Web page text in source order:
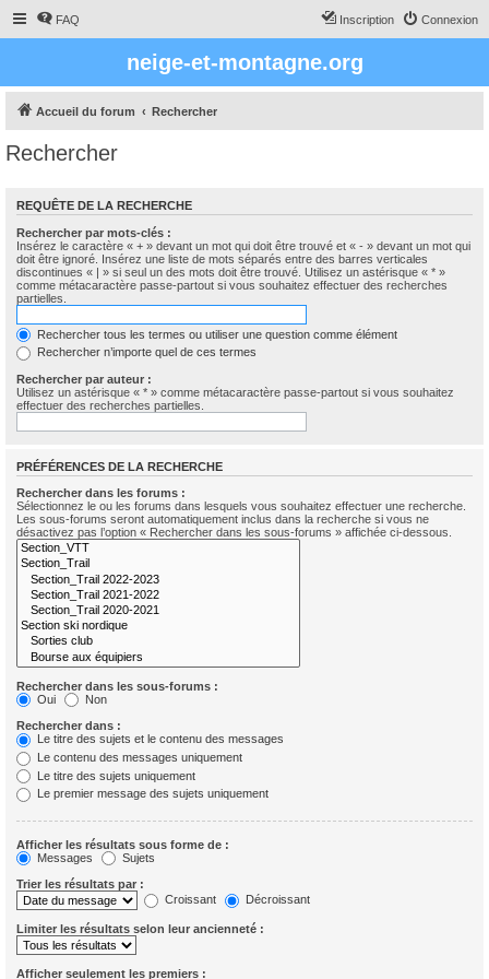
FAQ Connexion
Inscription
neige-et-montagne.org
Accueil du forum Rechercher
Rechercher
REQUÊTE DE LA RECHERCHE
Rechercher par mots-clés :
Insérez le caractère « + » devant un mot qui doit être trouvé et « - » devant un mot qui
doit être ignoré. Insérez une liste de mots séparés entre des barres verticales
discontinues « | » si seul un des mots doit être trouvé. Utilisez un astérisque « * »
comme métacaractère passe-partout si vous souhaitez effectuer des recherches
partielles.
Rechercher tous les termes ou utiliser une question comme élément
Rechercher n’importe quel de ces termes
Rechercher par auteur :
Utilisez un astérisque « * » comme métacaractère passe-partout si vous souhaitez
effectuer des recherches partielles.
PRÉFÉRENCES DE LA RECHERCHE
Rechercher dans les forums :
Sélectionnez le ou les forums dans lesquels vous souhaitez effectuer une recherche.
Les sous-forums seront automatiquement inclus dans la recherche si vous ne
désactivez pas l’option « Rechercher dans les sous-forums » affichée ci-dessous.
Rechercher dans les sous-forums :
Oui
Non
Rechercher dans :
Le titre des sujets et le contenu des messages
Le contenu des messages uniquement
Le titre des sujets uniquement
Le premier message des sujets uniquement
Afficher les résultats sous forme de :
Messages
Sujets
Trier les résultats par :
Croissant
Décroissant
Limiter les résultats selon leur ancienneté :
Afficher seulement les premiers :